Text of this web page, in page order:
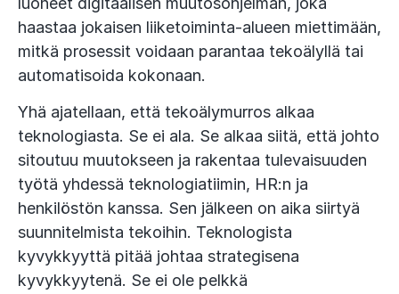
haastaa jokaisen liiketoiminta-alueen miettimään,
mitkä prosessit voidaan parantaa tekoälyllä tai
automatisoida kokonaan.
Yhä ajatellaan, että tekoälymurros alkaa
teknologiasta. Se ei ala. Se alkaa siitä, että johto
sitoutuu muutokseen ja rakentaa tulevaisuuden
työtä yhdessä teknologiatiimin, HR:n ja
henkilöstön kanssa. Sen jälkeen on aika siirtyä
suunnitelmista tekoihin. Teknologista
kyvykkyyttä pitää johtaa strategisena
kyvykkyytenä. Se ei ole pelkkä